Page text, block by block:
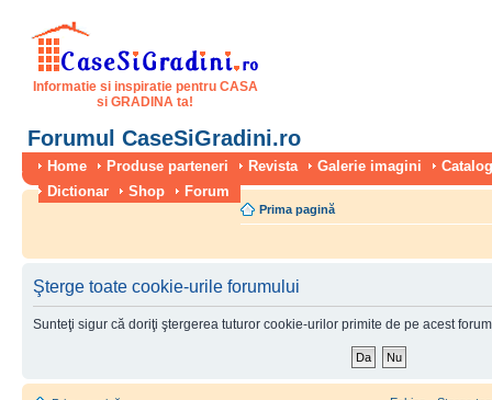
Informatie si inspiratie pentru CASA
si GRADINA ta!
Forumul CaseSiGradini.ro
Home Produse parteneri Revista Galerie imagini
Dictionar
Shop Forum
Prima pagină
Şterge toate cookie-urile forumului
Sunteţi sigur că doriţi ştergerea tuturor cookie-urilor primite de pe acest